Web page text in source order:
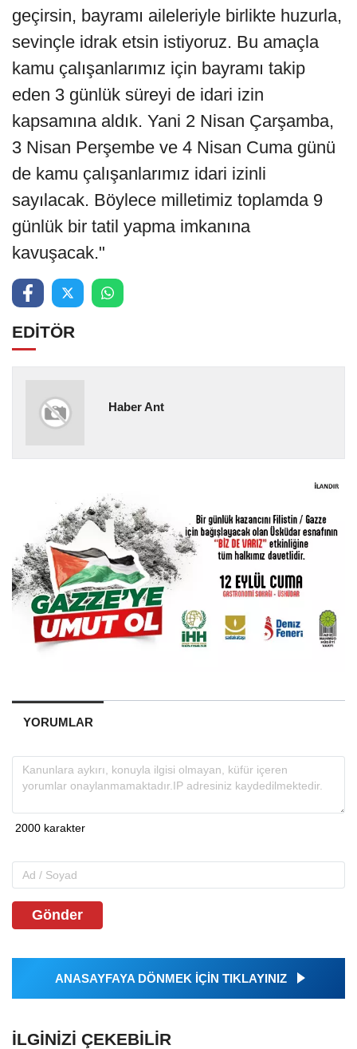
geçirsin, bayramı aileleriyle birlikte huzurla,
sevinçle idrak etsin istiyoruz. Bu amaçla
kamu çalışanlarımız için bayramı takip
eden 3 günlük süreyi de idari izin
kapsamına aldık. Yani 2 Nisan Çarşamba,
3 Nisan Perşembe ve 4 Nisan Cuma günü
de kamu çalışanlarımız idari izinli
sayılacak. Böylece milletimiz toplamda 9
günlük bir tatil yapma imkanına
kavuşacak."
EDİTÖR
Haber Ant
YORUMLAR
Gönder
ANASAYFAYA DÖNMEK İÇİN TIKLAYINIZ
İLGINIZI ÇEKEBILIR